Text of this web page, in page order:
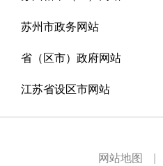
列手续。
另一方面，我们还聚
政策，上线了186张"人工
快速获取最新政策，最终
策。同时，我们还围绕企
苏州市政务网站
省（区市）政府网站
江苏省设区市网站
网站地图